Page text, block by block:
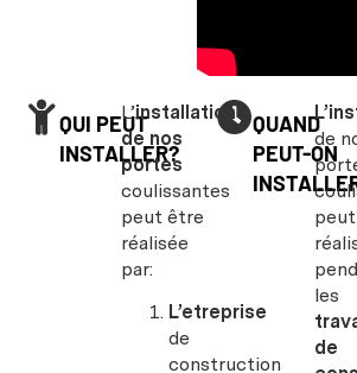
QUI PEUT
INSTALLER?
L’installation
de nos
portes
coulissantes
peut être
réalisée
par:
L’etreprise
de
construction
QUAND
PEUT-ON
de
les
de